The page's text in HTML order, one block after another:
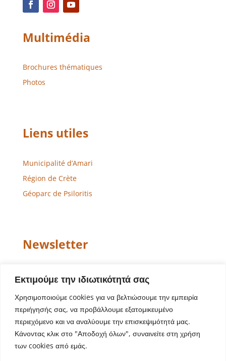
Εκτιμούμε την ιδιωτικότητά σας
Χρησιμοποιούμε cookies για να βελτιώσουμε την εμπειρία
περιήγησής σας, να προβάλλουμε εξατομικευμένο
περιεχόμενο και να αναλύουμε την επισκεψιμότητά μας.
Κάνοντας κλικ στο "Αποδοχή όλων", συναινείτε στη χρήση
των cookies από εμάς.
Multimédia
Brochures thématiques
Photos
Liens utiles
Municipalité d’Amari
Région de Crète
Géoparc de Psiloritis
Newsletter